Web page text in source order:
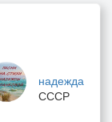
надежда
СССР